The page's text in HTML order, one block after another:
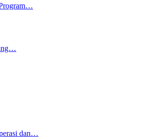
dan…